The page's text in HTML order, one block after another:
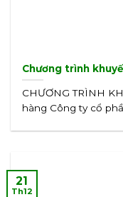
Chương trình
CHƯƠNG TRÌNH
hàng Công ty cổ
21
Th12